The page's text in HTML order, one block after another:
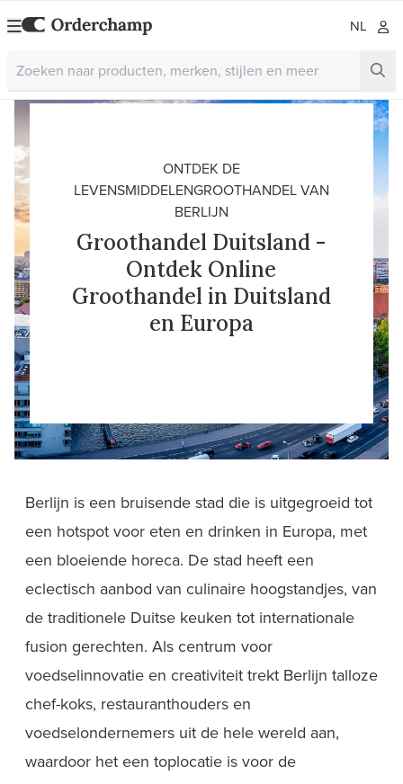
NL
ONTDEK DE
LEVENSMIDDELENGROOTHANDEL VAN
BERLIJN
Groothandel Duitsland -
Ontdek Online
Groothandel in Duitsland
en Europa
Berlijn is een bruisende stad die is uitgegroeid tot
een hotspot voor eten en drinken in Europa, met
een bloeiende horeca. De stad heeft een
eclectisch aanbod van culinaire hoogstandjes, van
de traditionele Duitse keuken tot internationale
fusion gerechten. Als centrum voor
voedselinnovatie en creativiteit trekt Berlijn talloze
chef-koks, restauranthouders en
voedselondernemers uit de hele wereld aan,
waardoor het een toplocatie is voor de